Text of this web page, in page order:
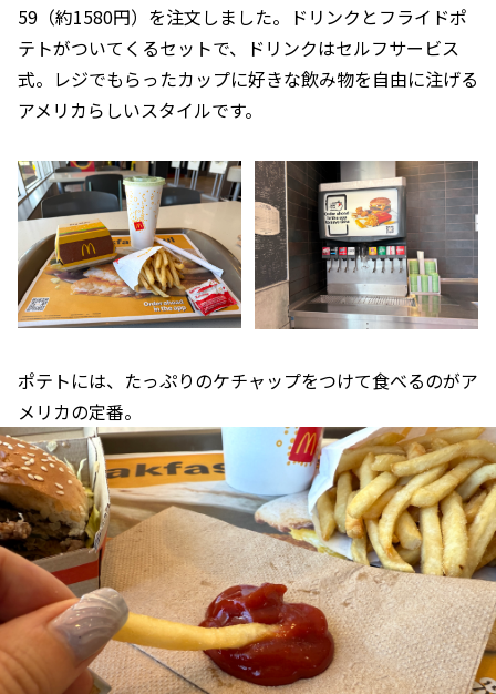
59（約1580円）を注文しました。ドリンクとフライドポ
テトがついてくるセットで、ドリンクはセルフサービス
式。レジでもらったカップに好きな飲み物を自由に注げる
アメリカらしいスタイルです。
ポテトには、たっぷりのケチャップをつけて食べるのがア
メリカの定番。